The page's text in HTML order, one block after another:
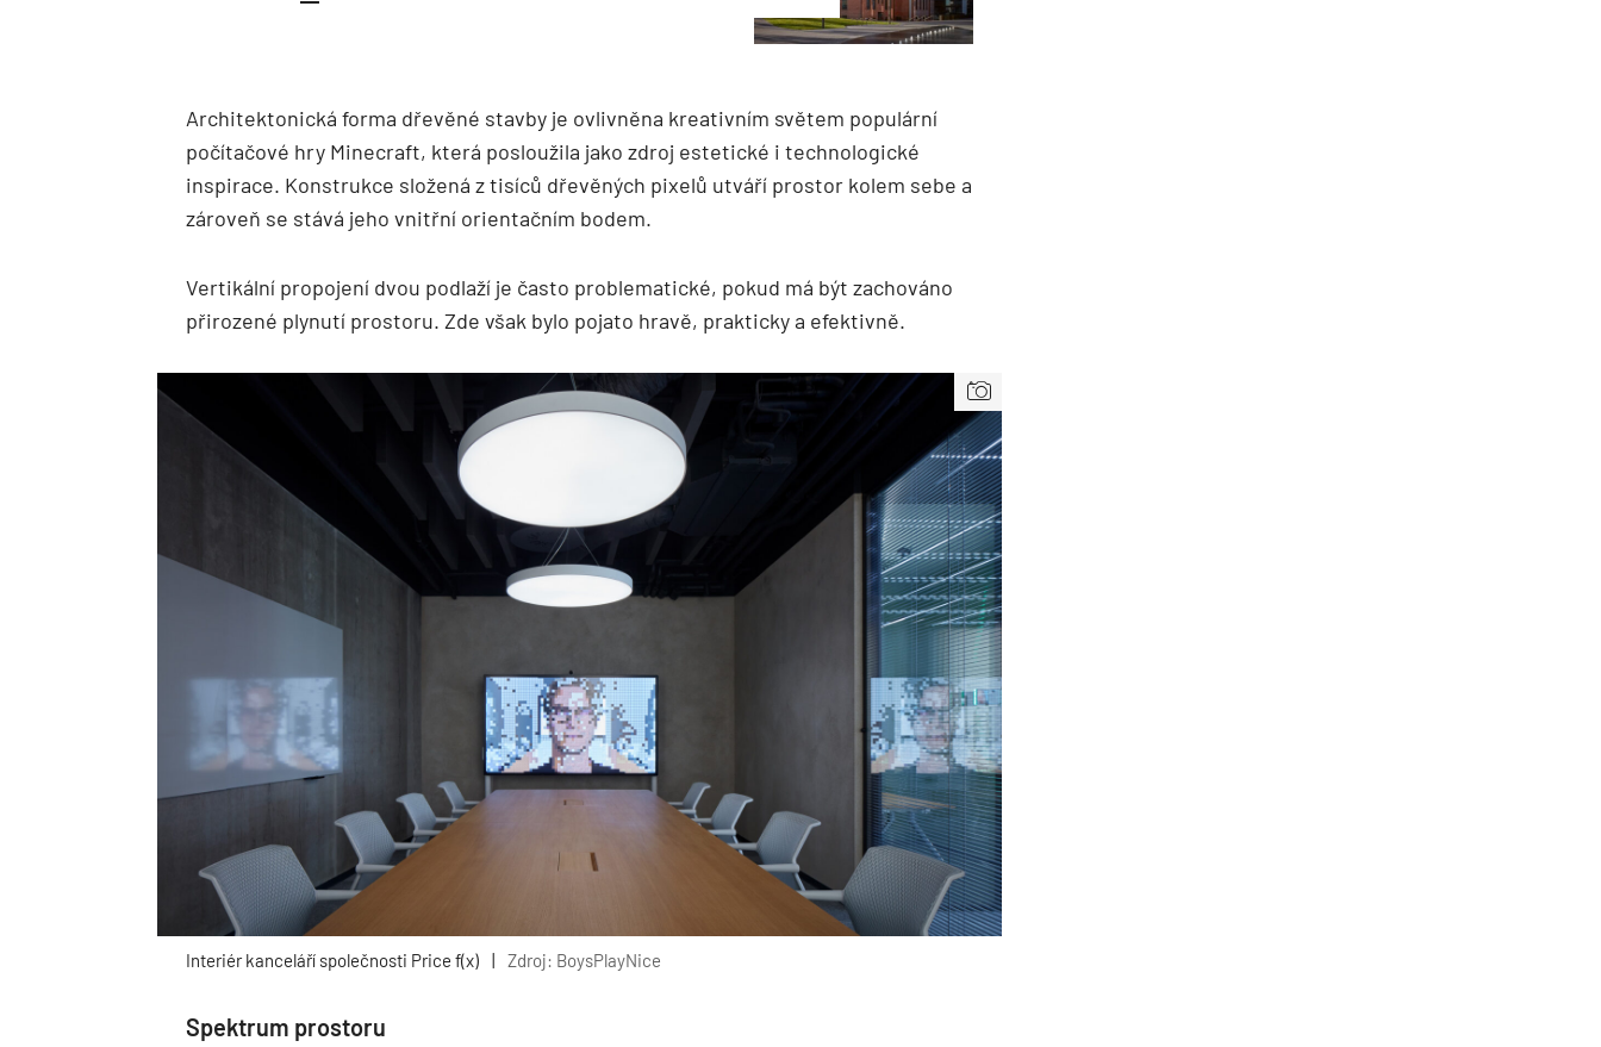
Architektonická forma dřevěné stavby je ovlivněna kreativním světem populární
počítačové hry Minecraft, která posloužila jako zdroj estetické i technologické
inspirace. Konstrukce složená z tisíců dřevěných pixelů utváří prostor kolem sebe a
zároveň se stává jeho vnitřní orientačním bodem.
Vertikální propojení dvou podlaží je často problematické, pokud má být zachováno
přirozené plynutí prostoru. Zde však bylo pojato hravě, prakticky a efektivně.
Interiér kanceláří společnosti Price f(x) | Zdroj: BoysPlayNice
Spektrum prostoru